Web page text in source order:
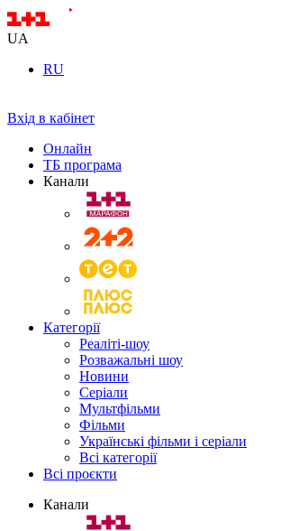
UA
RU
Вхід в кабінет
Онлайн
ТБ програма
Канали
Категорії
Реаліті-шоу
Розважальні шоу
Новини
Серіали
Мультфільми
Фільми
Українські фільми і серіали
Всі категорії
Всі проєкти
Канали